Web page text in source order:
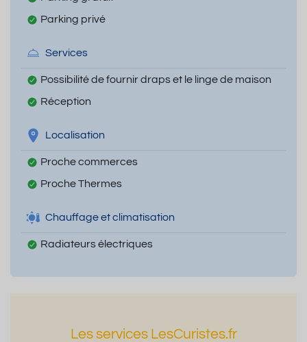
Parking privé
Services
Possibilité de fournir draps et le linge de maison
Réception
Localisation
Proche commerces
Proche Thermes
Chauffage et climatisation
Radiateurs électriques
Les services LesCuristes.fr